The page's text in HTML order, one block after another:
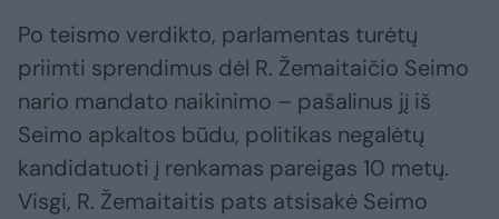
Po teismo verdikto, parlamentas turėtų
priimti sprendimus dėl R. Žemaitaičio Seimo
nario mandato naikinimo – pašalinus jį iš
Seimo apkaltos būdu, politikas negalėtų
kandidatuoti į renkamas pareigas 10 metų.
Visgi, R. Žemaitaitis pats atsisakė Seimo